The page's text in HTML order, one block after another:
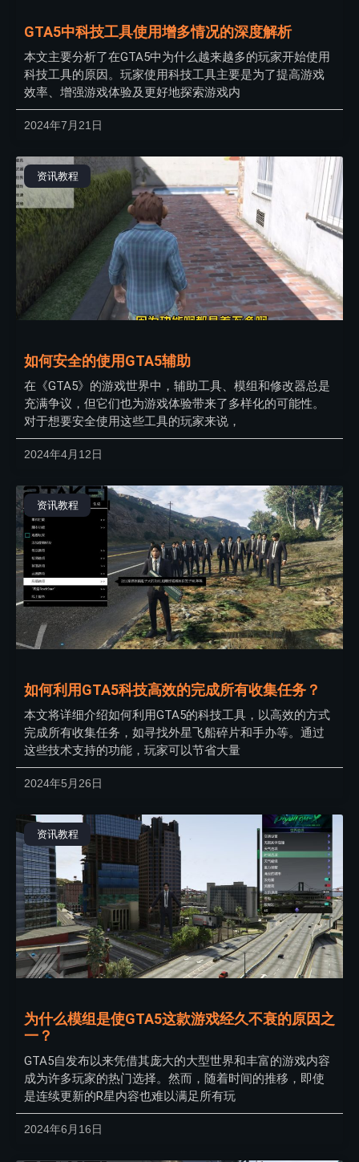
GTA5中科技工具使用增多情况的深度解析
本文主要分析了在GTA5中为什么越来越多的玩家开始使用
科技工具的原因。玩家使用科技工具主要是为了提高游戏
效率、增强游戏体验及更好地探索游戏内
2024年7月21日
资讯教程
如何安全的使用GTA5辅助
在《GTA5》的游戏世界中，辅助工具、模组和修改器总是
充满争议，但它们也为游戏体验带来了多样化的可能性。
对于想要安全使用这些工具的玩家来说，
2024年4月12日
资讯教程
如何利用GTA5科技高效的完成所有收集任务？
本文将详细介绍如何利用GTA5的科技工具，以高效的方式
完成所有收集任务，如寻找外星飞船碎片和手办等。通过
这些技术支持的功能，玩家可以节省大量
2024年5月26日
资讯教程
为什么模组是使GTA5这款游戏经久不衰的原因之
一？
GTA5自发布以来凭借其庞大的大型世界和丰富的游戏内容
成为许多玩家的热门选择。然而，随着时间的推移，即使
是连续更新的R星内容也难以满足所有玩
2024年6月16日